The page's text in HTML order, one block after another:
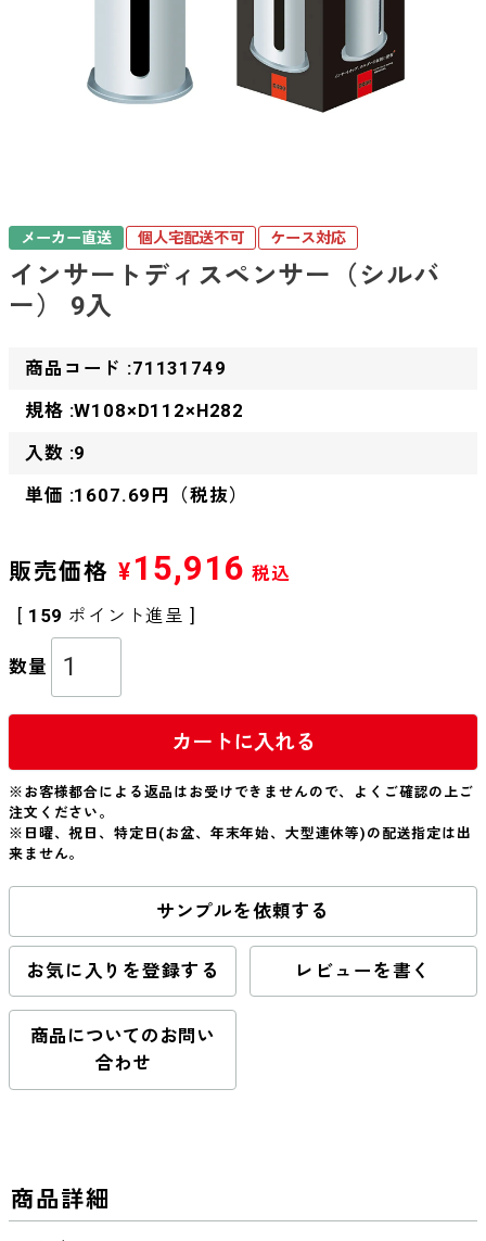
メーカー直送 個人宅配送不可 ケース対応
インサートディスペンサー（シルバ
ー） 9入
商品コード :71131749
規格 :W108×D112×H282
入数 :9
単価 :1607.69円（税抜）
販売価格 ¥ 15,916 税込
[ 159 ポイント進呈 ]
カートに入れる
※お客様都合による返品はお受けできませんので、よくご確認の上ご
注文ください。
※日曜、祝日、特定日(お盆、年末年始、大型連休等)の配送指定は出
来ません。
サンプルを依頼する
お気に入りを登録する レビューを書く
商品についてのお問い
合わせ
商品詳細